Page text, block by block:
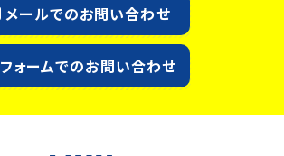
メールでのお問い合わせ
フォームでのお問い合わせ